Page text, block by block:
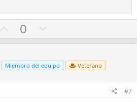
U
p
o
0
o
n
Miembro del equipo Veterano
#7